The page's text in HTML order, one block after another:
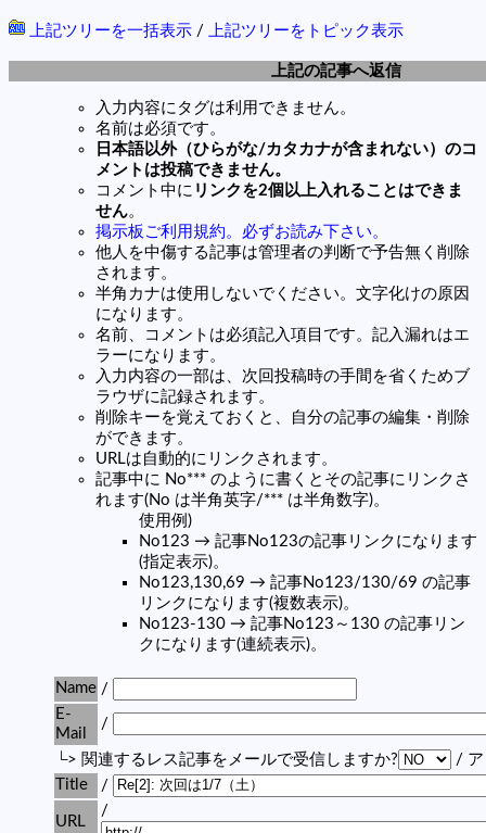
上記ツリーを一括表示 / 上記ツリーをトピック表示
上記の記事へ返信
入力内容にタグは利用できません。
名前は必須です。
日本語以外（ひらがな/カタカナが含まれない）のコ
メントは投稿できません。
コメント中に リンクを2個以上入れることはできま
せん。
掲示板ご利用規約。必ずお読み下さい。
他人を中傷する記事は管理者の判断で予告無く削除
されます。
半角カナは使用しないでください。文字化けの原因
になります。
名前、コメントは必須記入項目です。記入漏れはエ
ラーになります。
入力内容の一部は、次回投稿時の手間を省くためブ
ラウザに記録されます。
削除キーを覚えておくと、自分の記事の編集・削除
ができます。
URLは自動的にリンクされます。
記事中に No*** のように書くとその記事にリンクさ
れます(No は半角英字/*** は半角数字)。
使用例)
No123 → 記事No123の記事リンクになります
(指定表示)。
No123,130,69 → 記事No123/130/69 の記事
リンクになります(複数表示)。
No123-130 → 記事No123～130 の記事リン
クになります(連続表示)。
Name /
E-
Mail
/
└> 関連するレス記事をメールで受信しますか?
/ ア
Title
/
URL
/